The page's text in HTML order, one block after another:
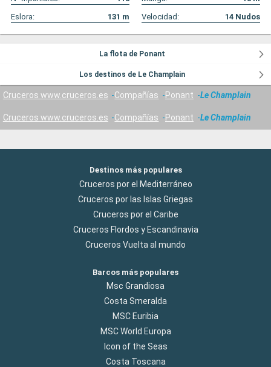
Eslora:
131 m Velocidad: 14 Nudos
La flota de Ponant
Los destinos de Le Champlain
Cruceros www.cruceros.es Compañías Ponant Le Champlain
Cruceros www.cruceros.es Compañías Ponant Le Champlain
Destinos más populares
Cruceros por el Mediterráneo
Cruceros por las Islas Griegas
Cruceros por el Caribe
Cruceros Flordos y Escandinavia
Cruceros Vuelta al mundo
Barcos más populares
Msc Grandiosa
Costa Smeralda
MSC Euribia
MSC World Europa
Icon of the Seas
Costa Toscana